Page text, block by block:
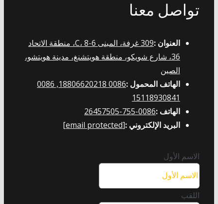
تواصل معنا
العنوان :
309 غرفة، المبنى C، 8-6، منطقة الاتحاد
36، شارع شويكو، منطقة هويتشنغ، مدينة هويتشو،
الصين
الهاتف المحمول :
0086 18806620218, 0086
15118930841
الهاتف :0086-755-26457505
البريد الإلكتروني :[email protected]
الاسم الأول
اللقب